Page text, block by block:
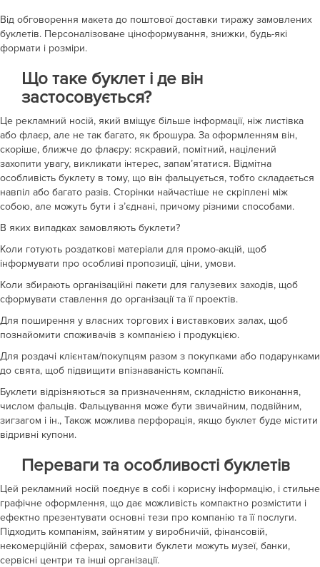
Від обговорення макета до поштової доставки тиражу замовлених
буклетів. Персоналізоване ціноформування, знижки, будь-які
формати і розміри.
Що таке буклет і де він
застосовується?
Це рекламний носій, який вміщує більше інформації, ніж листівка
або флаєр, але не так багато, як брошура. За оформленням він,
скоріше, ближче до флаєру: яскравий, помітний, націлений
захопити увагу, викликати інтерес, запам’ятатися. Відмітна
особливість буклету в тому, що він фальцується, тобто складається
навпіл або багато разів. Сторінки найчастіше не скріплені між
собою, але можуть бути і з’єднані, причому різними способами.
В яких випадках замовляють буклети?
Коли готують роздаткові матеріали для промо-акцій, щоб
інформувати про особливі пропозиції, ціни, умови.
Коли збирають організаційні пакети для галузевих заходів, щоб
сформувати ставлення до організації та її проектів.
Для поширення у власних торгових і виставкових залах, щоб
познайомити споживачів з компанією і продукцією.
Для роздачі клієнтам/покупцям разом з покупками або подарунками
до свята, щоб підвищити впізнаваність компанії.
Буклети відрізняються за призначенням, складністю виконання,
числом фальців. Фальцування може бути звичайним, подвійним,
зигзагом і ін., Також можлива перфорація, якщо буклет буде містити
відривні купони.
Переваги та особливості буклетів
Цей рекламний носій поєднує в собі і корисну інформацію, і стильне
графічне оформлення, що дає можливість компактно розмістити і
ефектно презентувати основні тези про компанію та її послуги.
Підходить компаніям, зайнятим у виробничій, фінансовій,
некомерційній сферах, замовити буклети можуть музеї, банки,
сервісні центри та інші організації.